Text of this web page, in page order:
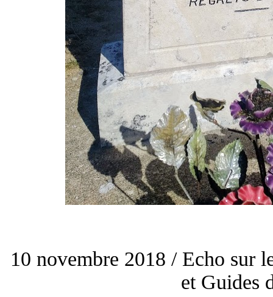
10 novembre 2018 / Echo sur
et Guides